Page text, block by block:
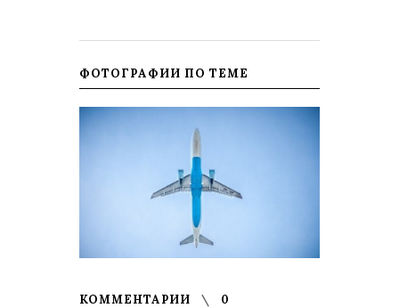
ФОТОГРАФИИ ПО ТЕМЕ
КОММЕНТАРИИ 0